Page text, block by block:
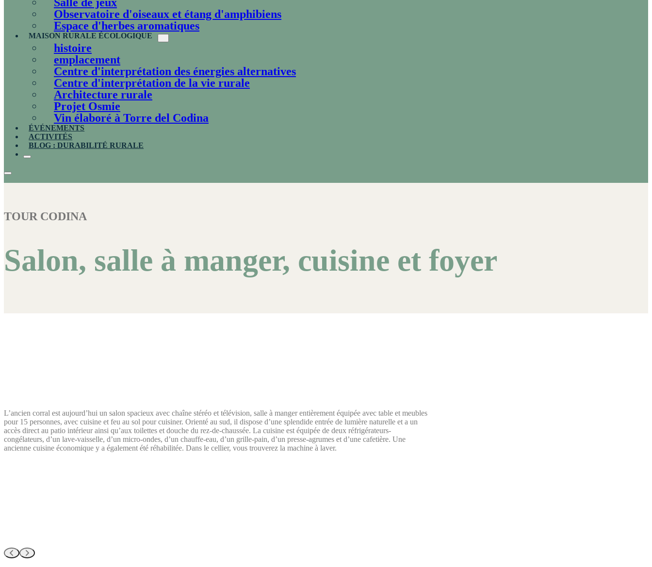
Observatoire d'oiseaux et étang d'amphibiens
Espace d'herbes aromatiques
MAISON RURALE ÉCOLOGIQUE
histoire
emplacement
Centre d'interprétation des énergies alternatives
Centre d'interprétation de la vie rurale
Architecture rurale
Projet Osmie
Vin élaboré à Torre del Codina
ÉVÉNEMENTS
ACTIVITÉS
BLOG : DURABILITÉ RURALE
TOUR CODINA
Salon, salle à manger, cuisine et foyer
L’ancien corral est aujourd’hui un salon spacieux avec chaîne stéréo et télévision, salle à manger entièrement équipée avec table et meubles
pour 15 personnes, avec cuisine et feu au sol pour cuisiner. Orienté au sud, il dispose d’une splendide entrée de lumière naturelle et a un
accès direct au patio intérieur ainsi qu’aux toilettes et douche du rez-de-chaussée. La cuisine est équipée de deux réfrigérateurs-
congélateurs, d’un lave-vaisselle, d’un micro-ondes, d’un chauffe-eau, d’un grille-pain, d’un presse-agrumes et d’une cafetière. Une
ancienne cuisine économique y a également été réhabilitée. Dans le cellier, vous trouverez la machine à laver.